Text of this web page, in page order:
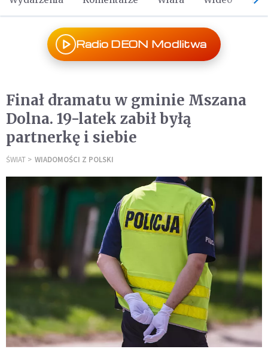
Radio DEON Modlitwa
Finał dramatu w gminie Mszana
Dolna. 19-latek zabił byłą
partnerkę i siebie
ŚWIAT WIADOMOŚCI Z POLSKI